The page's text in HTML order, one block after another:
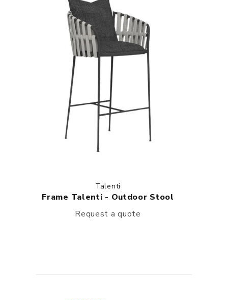
Talenti
Frame Talenti - Outdoor Stool
Request a quote